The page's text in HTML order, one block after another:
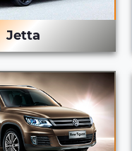
Jetta